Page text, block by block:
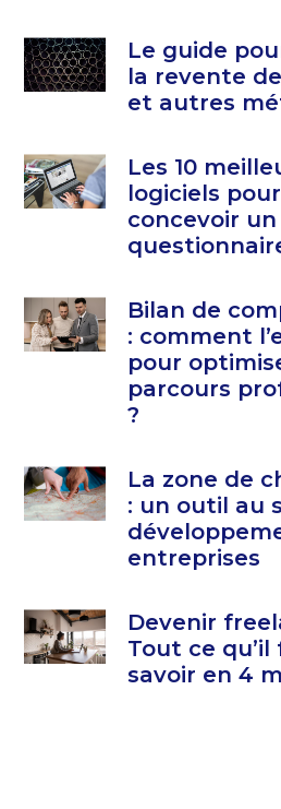
Le guide
la revente
et autres
Les 10
logiciels pour
concevoir un
Bilan de
: comment
pour
parcours
?
La zone de
: un outil au
entreprises
Devenir
Tout ce
savoir en 4